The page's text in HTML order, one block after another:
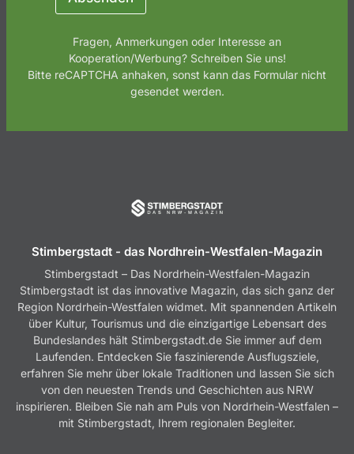
i
Fragen, Anmerkungen oder Interesse an
Kooperation/Werbung? Schreiben Sie uns!
Bitte reCAPTCHA anhaken, sonst kann das Formular nicht
gesendet werden.
Stimbergstadt - das Nordhrein-Westfalen-Magazin
Stimbergstadt – Das Nordrhein-Westfalen-Magazin
Stimbergstadt ist das innovative Magazin, das sich ganz der
Region Nordrhein-Westfalen widmet. Mit spannenden Artikeln
über Kultur, Tourismus und die einzigartige Lebensart des
Bundeslandes hält Stimbergstadt.de Sie immer auf dem
Laufenden. Entdecken Sie faszinierende Ausflugsziele,
erfahren Sie mehr über lokale Traditionen und lassen Sie sich
von den neuesten Trends und Geschichten aus NRW
inspirieren. Bleiben Sie nah am Puls von Nordrhein-Westfalen –
mit Stimbergstadt, Ihrem regionalen Begleiter.